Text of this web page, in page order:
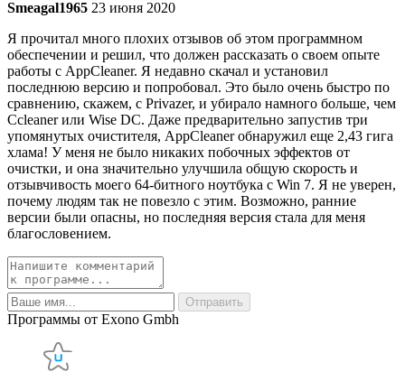
Smeagal1965 23 июня 2020
Я прочитал много плохих отзывов об этом программном
обеспечении и решил, что должен рассказать о своем опыте
работы с AppCleaner. Я недавно скачал и установил
последнюю версию и попробовал. Это было очень быстро по
сравнению, скажем, с Privazer, и убирало намного больше, чем
Ccleaner или Wise DC. Даже предварительно запустив три
упомянутых очистителя, AppCleaner обнаружил еще 2,43 гига
хлама! У меня не было никаких побочных эффектов от
очистки, и она значительно улучшила общую скорость и
отзывчивость моего 64-битного ноутбука с Win 7. Я не уверен,
почему людям так не повезло с этим. Возможно, ранние
версии были опасны, но последняя версия стала для меня
благословением.
Программы от Exono Gmbh